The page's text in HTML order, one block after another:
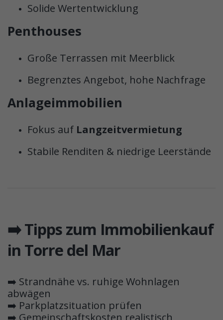
Solide Wertentwicklung
Penthouses
Große Terrassen mit Meerblick
Begrenztes Angebot, hohe Nachfrage
Anlageimmobilien
Fokus auf Langzeitvermietung
Stabile Renditen & niedrige Leerstände
➡️ Tipps zum Immobilienkauf
in Torre del Mar
➡️ Strandnähe vs. ruhige Wohnlagen
abwägen
➡️ Parkplatzsituation prüfen
➡️ Gemeinschaftskosten realistisch